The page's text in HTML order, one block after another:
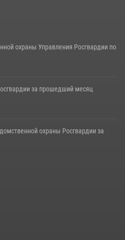
охраны Управления Росгвардии по
за прошедший месяц
охраны Росгвардии за